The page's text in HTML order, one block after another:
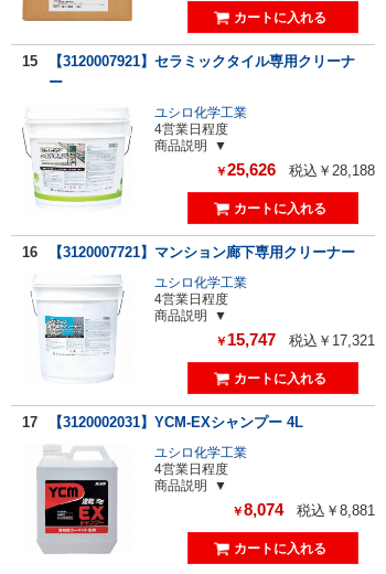
15
【3120007921】セラミックタイル専用クリーナ
ー
ユシロ化学工業
4営業日程度
商品説明
￥25,626 税込￥28,188
16 【3120007721】マンション廊下専用クリーナー
ユシロ化学工業
4営業日程度
商品説明
￥ 15,747 税込￥17,321
17 【3120002031】YCM-EXシャンプー 4L
ユシロ化学工業
4営業日程度
商品説明
￥8,074 税込￥8,881